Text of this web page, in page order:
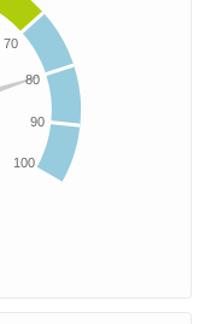
70
80
90
100